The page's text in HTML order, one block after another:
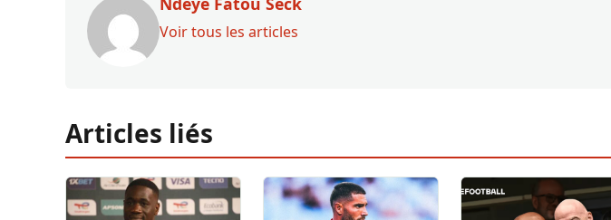
Voir tous les articles
Articles liés